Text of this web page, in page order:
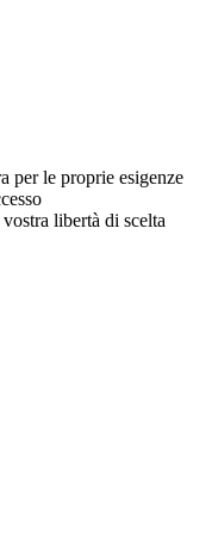
per le proprie esigenze
libertà di scelta